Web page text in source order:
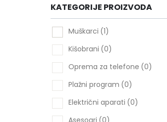
KATEGORIJE PROIZVODA
Muškarci (1)
Kišobrani (0)
Oprema za telefone (0)
Plažni program (0)
Električni aparati (0)
Asesoari (0)